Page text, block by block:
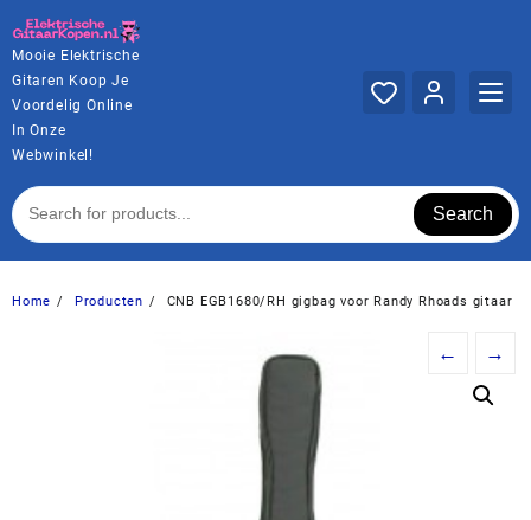
naar
de
inhoud
Mooie Elektrische
Gitaren Koop Je
Voordelig Online
In Onze
Webwinkel!
Search
Home Producten CNB EGB1680/RH gigbag voor Randy Rhoads gitaar
← →